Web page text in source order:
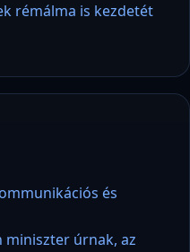
rémálma is kezdetét
és
miniszter úrnak, az